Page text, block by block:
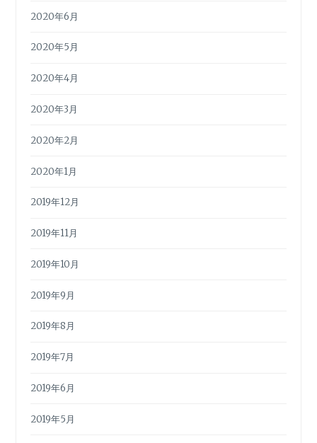
2020年6月
2020年5月
2020年4月
2020年3月
2020年2月
2020年1月
2019年12月
2019年11月
2019年10月
2019年9月
2019年8月
2019年7月
2019年6月
2019年5月